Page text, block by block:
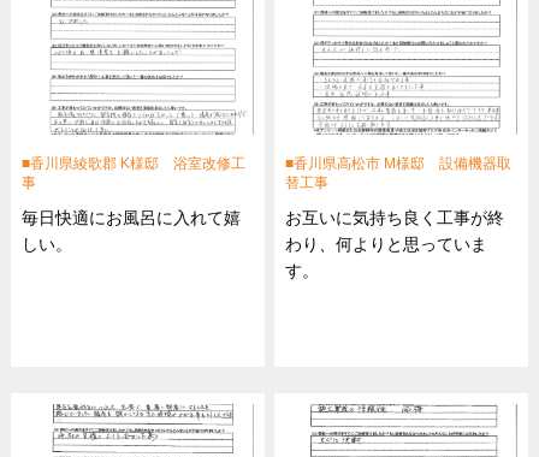
香川県綾歌郡 K様邸 浴室改修工
事
毎日快適にお風呂に入れて嬉
しい。
香川県高松市 M様邸 設備機器取
替工事
お互いに気持ち良く工事が終
わり、何よりと思っていま
す。